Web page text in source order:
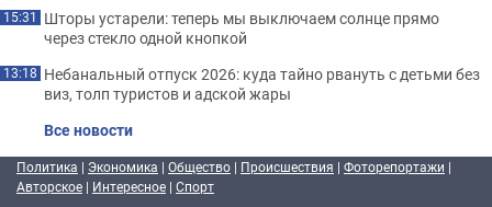
15:31 Шторы устарели: теперь мы выключаем солнце прямо
через стекло одной кнопкой
13:18 Небанальный отпуск 2026: куда тайно рвануть с детьми без
виз, толп туристов и адской жары
Все новости
Политика | Экономика | Общество | Происшествия | Фоторепортажи |
Авторское | Интересное | Спорт